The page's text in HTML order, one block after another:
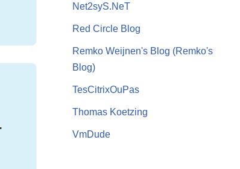
Net2syS.NeT
Red Circle Blog
Remko Weijnen's Blog (Remko's
Blog)
TesCitrixOuPas
Thomas Koetzing
VmDude